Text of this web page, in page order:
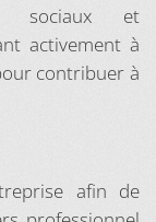
sociaux et
activement à
contribuer à
afin de